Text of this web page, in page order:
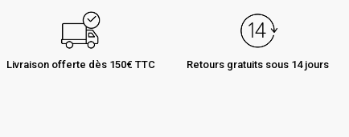
Livraison offerte dès 150€ TTC Retours gratuits sous 14 jours